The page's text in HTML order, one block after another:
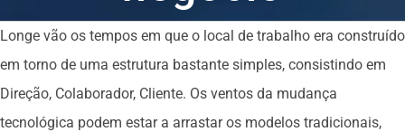
Longe vão os tempos em que o local de trabalho era construído
em torno de uma estrutura bastante simples, consistindo em
Direção, Colaborador, Cliente. Os ventos da mudança
tecnológica podem estar a arrastar os modelos tradicionais,